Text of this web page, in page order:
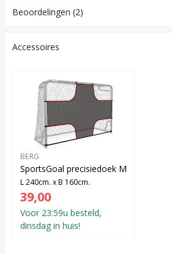
Beoordelingen (2)
Accessoires
BERG
SportsGoal precisiedoek M
L 240cm. x B 160cm.
39,00
Voor 23:59u besteld,
dinsdag in huis!